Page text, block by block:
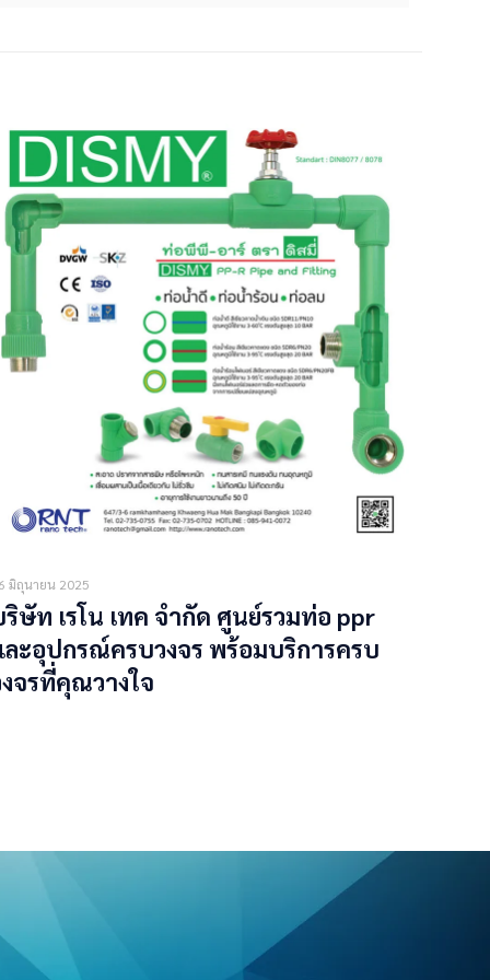
มิถุนายน 2025
ษัท เรโน เทค จำกัด ศูนย์รวมท่อ ppr
ะอุปกรณ์ครบวงจร พร้อมบริการครบ
จรที่คุณวางใจ